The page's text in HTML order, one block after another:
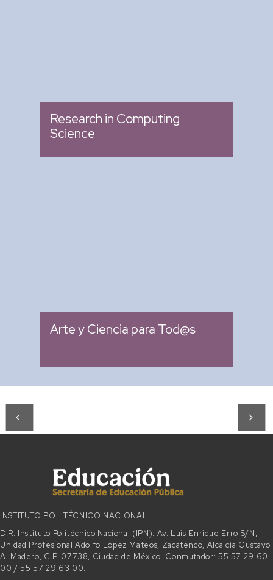
Research in Computing
Science
Arte y Ciencia para Tod@s
INSTITUTO POLITÉCNICO NACIONAL
D.R. Instituto Politécnico Nacional (IPN). Av. Luis Enrique Erro S/N,
Unidad Profesional Adolfo López Mateos, Zacatenco, Alcaldía Gustavo
A. Madero, C.P. 07738, Ciudad de México. Conmutador: 55 57 29 60
00 / 55 57 29 63 00.